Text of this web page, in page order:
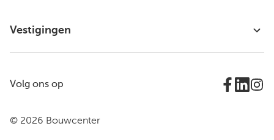
Vestigingen
© 2026 Bouwcenter
Volg ons op